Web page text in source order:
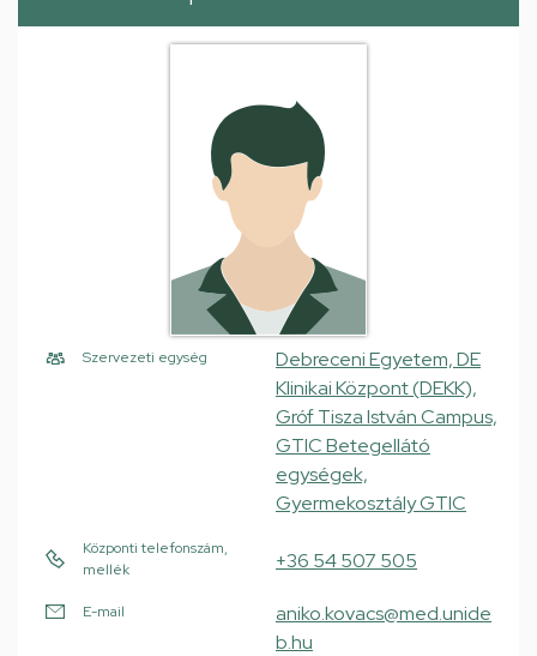
Szervezeti egység
Debreceni Egyetem, DE
Klinikai Központ (DEKK),
Gróf Tisza István Campus,
GTIC Betegellátó
egységek,
Gyermekosztály GTIC
Központi telefonszám,
mellék
+36 54 507 505
E-mail
aniko.kovacs@med.unide
b.hu